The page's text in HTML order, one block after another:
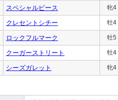
スペシャルピース 牝4
クレセントシチー 牡4
ロックフルマーク 牡5
クーガーストリート 牡4
シーズガレット 牝4